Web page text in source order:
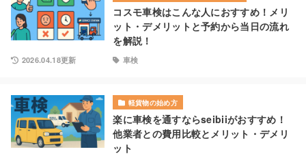
コスモ車検はこんな人におすすめ！メリ
ット・デメリットと予約から当日の流れ
を解説！
2026.04.18更新 車検
軽貨物の始め方
楽に車検を通すならseibiiがおすすめ！
他業者との費用比較とメリット・デメリ
ット